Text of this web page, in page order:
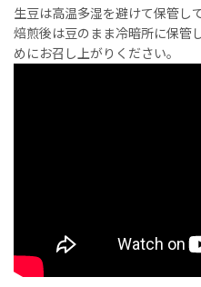
生豆は高温多湿を避けて保管し
焙煎後は豆のまま冷暗所に保管
めにお召し上がりください。